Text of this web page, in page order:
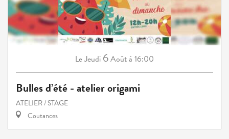
LeJeudi 6Aoûtà 16:00
Bulles d’été - atelier origami
ATELIER / STAGE
Coutances